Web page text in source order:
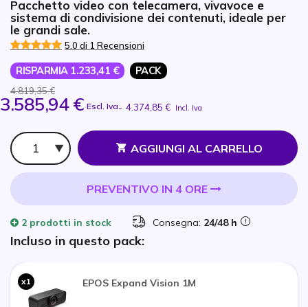
Pacchetto video con telecamera, vivavoce e
sistema di condivisione dei contenuti, ideale per
le grandi sale.
5.0 di 1 Recensioni
RISPARMIA 1.233,41 € PACK
4.819,35 €
3.585,94 € Escl. Iva- 4.374,85 € Incl. Iva
Qtà
AGGIUNGI AL CARRELLO
PREVENTIVO IN 4 ORE
2 prodotti in stock Consegna: 24/48 h
Incluso in questo pack:
x1 EPOS Expand Vision 1M